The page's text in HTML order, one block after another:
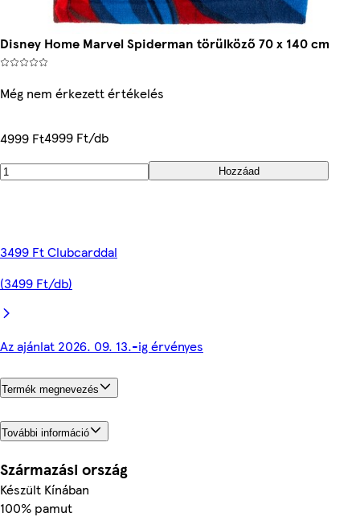
Disney Home Marvel Spiderman törülköző 70 x 140 cm
Még nem érkezett értékelés
4999 Ft4999 Ft/db
Hozzáad
3499 Ft Clubcarddal
(3499 Ft/db)
Az ajánlat 2026. 09. 13.-ig érvényes
Termék megnevezés
További információ
Származási ország
Készült Kínában
100% pamut